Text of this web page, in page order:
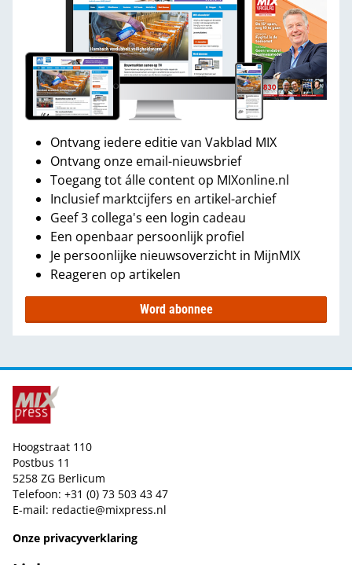
Ontvang iedere editie van Vakblad MIX
Ontvang onze email-nieuwsbrief
Toegang tot álle content op MIXonline.nl
Inclusief marktcijfers en artikel-archief
Geef 3 collega's een login cadeau
Een openbaar persoonlijk profiel
Je persoonlijke nieuwsoverzicht in MijnMIX
Reageren op artikelen
Word abonnee
Hoogstraat 110
Postbus 11
5258 ZG Berlicum
Telefoon: +31 (0) 73 503 43 47
E-mail: redactie@mixpress.nl
Onze privacyverklaring